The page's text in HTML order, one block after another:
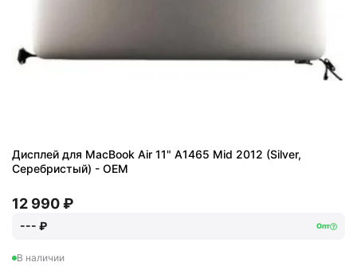
Дисплей для MacBook Air 11" A1465 Mid 2012 (Silver,
Серебристый) - OEM
12 990 ₽
--- ₽ Опт
В наличии